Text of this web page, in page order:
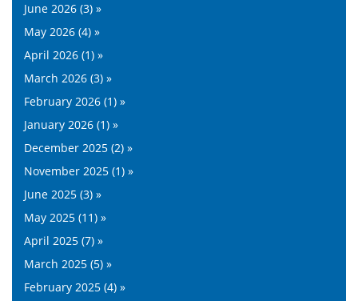
June 2026 (3) »
May 2026 (4) »
April 2026 (1) »
March 2026 (3) »
February 2026 (1) »
January 2026 (1) »
December 2025 (2) »
November 2025 (1) »
June 2025 (3) »
May 2025 (11) »
April 2025 (7) »
March 2025 (5) »
February 2025 (4) »